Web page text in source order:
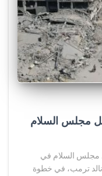
مجلس السلام
مجلس السلام في
ترمب، في خطوة